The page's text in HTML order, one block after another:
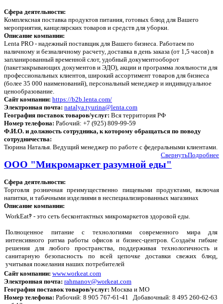
Сфера деятельности:
Комплексная поставка продуктов питания, готовых блюд для Вашего
мероприятия, канцелярских товаров и средств для уборки.
Описание компании:
Lenta PRO - надежный поставщик для Вашего бизнеса. Работаем по
наличному и безналичному расчету, доставка в день заказа (от 1,5 часов) в
запланированный временной слот, удобный документооборот
(пакетзакрывающих документов и ЭДО), акции и программа лояльности для
профессиональных клиентов, широкий ассортимент товаров для бизнеса
(более 35 000 наименований), персональный менеджер и индивидуальное
ценообразование.
Сайт компании: https://b2b.lenta.com/
Электронная почта: natalya.tyurina@lenta.com
География поставок товаров/услуг: Вся территория РФ
Номер телефона: Рабочий: +7 (925) 809-99-59
Ф.И.О. и должность сотрудника, к которому обращаться по поводу
сотрудничества:
Тюрина Наталья. Ведущий менеджер по работе с федеральными клиентами.
Подробнее
Свернуть
ООО "Микромаркет разумной еды"
Сфера деятельности:
Торговля розничная преимущественно пищевыми продуктами, включая
напитки, и табачными изделиями в неспециализированных магазинах
Описание компании:
WorkEat‽ - это сеть бесконтактных микромаркетов здоровой еды.
Полноценное питание с технологиями современного мира для
интенсивного ритма работы офисов и бизнес-центров. Создаём гибкие
решения для любого пространства, поддерживая технологичность и
санитарную безопасность по всей цепочке доставки свежих блюд,
учитывая пожелания наших потребителей
Сайт компании: www.workeat.com
Электронная почта: rahmanov@workeat.com
География поставок товаров/услуг: Москва и МО
Номер телефона: Рабочий: 8 905 767-61-41 Добавочный: 8 495 260-62-63